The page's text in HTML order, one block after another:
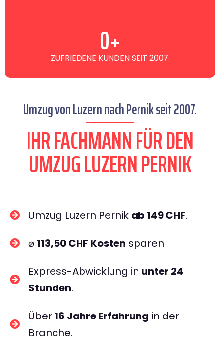
ZUFRIEDENE KUNDEN SEIT 2007.
0+
Umzug von Luzern nach Pernik seit 2007.
IHR FACHMANN FÜR DEN
UMZUG LUZERN PERNIK
Umzug Luzern Pernik ab 149 CHF.
⌀ 113,50 CHF Kosten sparen.
Express-Abwicklung in unter 24
Stunden.
Über 16 Jahre Erfahrung in der
Branche.